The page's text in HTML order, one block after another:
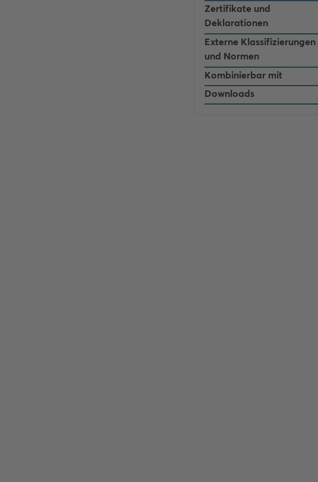
Zertifikate und
Deklarationen
Externe Klassifizierungen
und Normen
Kombinierbar mit
Downloads